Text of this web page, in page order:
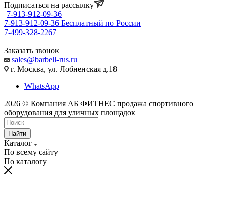
Подписаться на рассылку
7-913-912-09-36
7-913-912-09-36 Бесплатный по России
7-499-328-2267
Заказать звонок
sales@barbell-rus.ru
г. Москва, ул. Лобненская д.18
WhatsApp
2026 © Компания АБ ФИТНЕС продажа спортивного
оборудования для уличных площадок
Найти
Каталог
По всему сайту
По каталогу